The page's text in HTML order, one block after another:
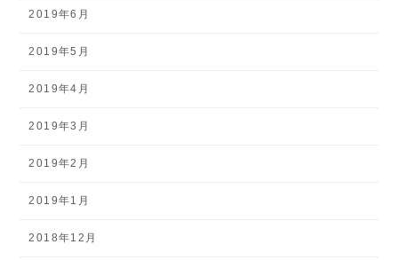
2019年6月
2019年5月
2019年4月
2019年3月
2019年2月
2019年1月
2018年12月